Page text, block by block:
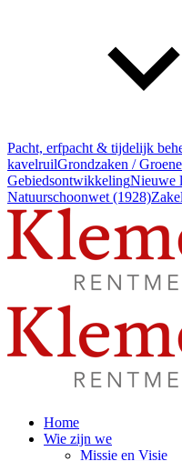
Pacht, erfpacht & tijdelijk
kavelruilGrondzaken /
GebiedsontwikkelingNieuwe
Natuurschoonwet (1928)
Home
Wie zijn we
Missie en Visie